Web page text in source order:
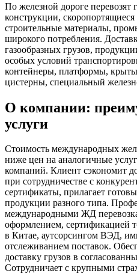
По железной дороге перевозят
конструкции,
строительные материалы,
широкого потребления.
газообразных грузов,
особых условий
контейнеры, платформы,
цистерны, специальный
О компании:
услуги
Стоимость международных
ниже цен на аналогичные
компаний. Клиент сэкономит
при сотрудничестве с
сертификаты, прилагает
продукции разного типа.
международными ЖД
оформлением, сертификацией
в Китае, аутсорсингом ВЭД,
отслеживанием поставок.
доставку грузов в
Сотрудничает с крупными